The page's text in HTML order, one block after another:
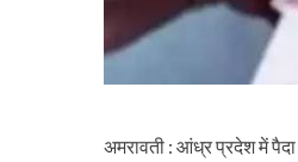
अमरावती : आंध्र प्रदेश में